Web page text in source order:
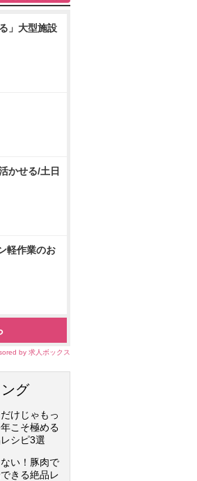
」大型施設
かせる/土日
軽作業のお
by 求人ボックス
グ
けじゃもっ
こそ極める
シピ3選
い！豚肉で
きる絶品レ